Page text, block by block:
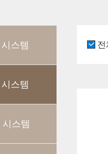
스템
스템
시스템
전